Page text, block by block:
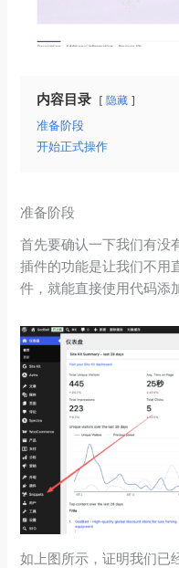
内容目录 隐藏
准备阶段
开始正式操作
准备阶段
首先要确认一下我们有没
插件的功能是让我们不用
件，就能直接使用代码添
如上图所示，证明我们已